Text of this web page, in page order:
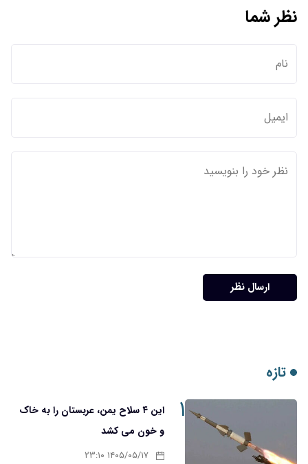
۱
این ۴ سلاح یمن، عربستان را به خاک
و خون می کشد
۱۴۰۵/۰۵/۱۷ ۲۳:۱۰